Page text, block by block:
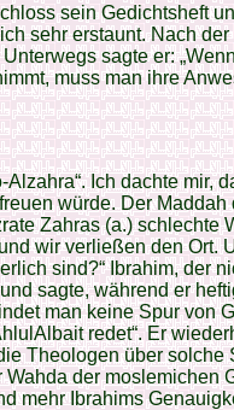
sein Gedichtsheft
sehr erstaunt. Nach
sagte er:
muss man ihre
Ich dachte mir,
würde. Der Maddah
Zahras (a.) schlechte
wir verließen den Ort.
sind?“ Ibrahim, der
sagte, während er
man keine Spur von
redet“. Er
Theologen über solche
der moslemichen
mehr Ibrahims